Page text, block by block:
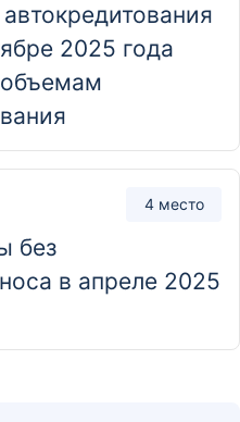
№ 006
просп. Строителей,
2025 года
4 место
без
в апреле 2025